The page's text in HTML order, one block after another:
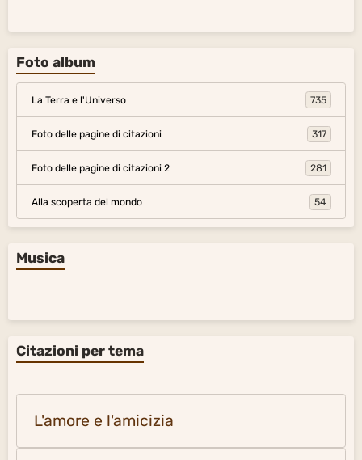
Foto album
La Terra e l'Universo 735
Foto delle pagine di citazioni 317
Foto delle pagine di citazioni 2 281
Alla scoperta del mondo 54
Musica
Citazioni per tema
L'amore e l'amicizia